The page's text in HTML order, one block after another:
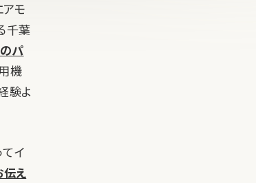
アモ
千葉
パ
機
験よ
イ
伝え